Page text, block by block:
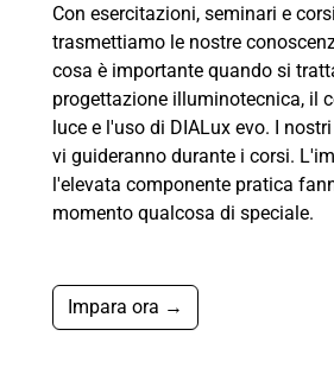
Con esercitazioni, seminari e
trasmettiamo le nostre
cosa è importante quando si
progettazione illuminotecnica, il
luce e l'uso di DIALux evo. I
vi guideranno durante i corsi.
l'elevata componente pratica
momento qualcosa di speciale.
Impara ora →